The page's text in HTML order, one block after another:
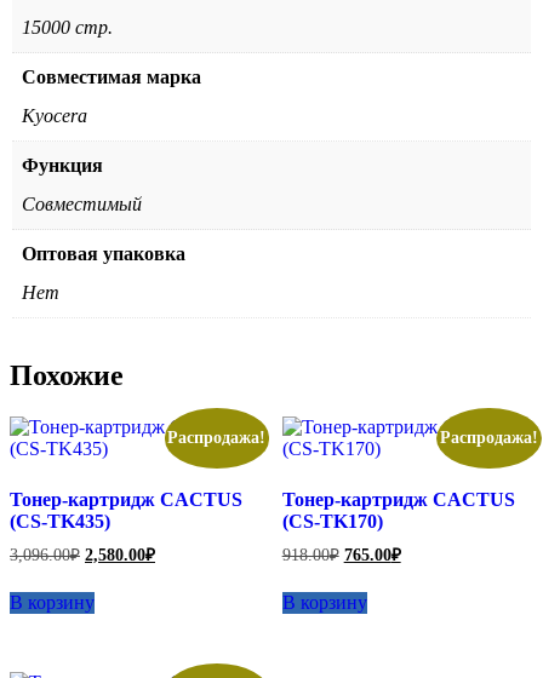
15000 стр.
Совместимая марка
Kyocera
Функция
Совместимый
Оптовая упаковка
Нет
Похожие
Распродажа!
Тонер-картридж CACTUS
(CS-TK435)
3,096.00₽ Первоначальная
цена
составляла
3,096.00₽.
2,580.00₽Текущая
цена:
В корзину
Распродажа!
Тонер-картридж CACTUS
(CS-TK170)
918.00₽ Первоначальная
цена
составляла
918.00₽.
765.00₽Текущая
цена:
В корзину